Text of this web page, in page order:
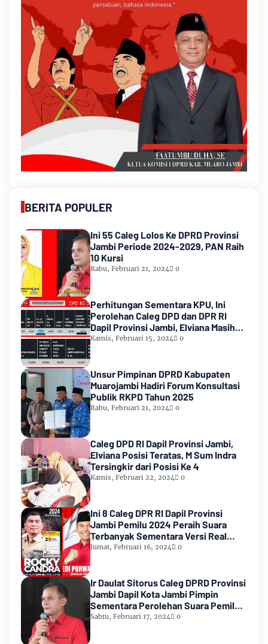
BERITA POPULER
Ini 55 Caleg Lolos Ke DPRD Provinsi
Jambi Periode 2024-2029, PAN Raih
10 Kursi
Rabu, Februari 21, 2024 0
Perhitungan Sementara KPU, Ini
Perolehan Caleg DPD dan DPR RI
Dapil Provinsi Jambi, Elviana Masih
Urutan Kedua Teratas
Kamis, Februari 15, 2024 0
Unsur Pimpinan DPRD Kabupaten
Muarojambi Hadiri Forum Konsultasi
Publik RKPD Tahun 2025
Rabu, Februari 21, 2024 0
Caleg DPD RI Dapil Provinsi Jambi,
Elviana Posisi Teratas, M Sum Indra
Tersingkir dari Posisi Ke 4
Kamis, Februari 22, 2024 0
Ini 8 Caleg DPR RI Dapil Provinsi
Jambi Pemilu 2024 Peraih Suara
Terbanyak Sementara Versi Real
Count KPU RI
Jumat, Februari 16, 2024 0
Ir Daulat Sitorus Caleg DPRD Provinsi
Jambi Dapil Kota Jambi Pimpin
Sementara Perolehan Suara Pemilu
2024
Sabtu, Februari 17, 2024 0